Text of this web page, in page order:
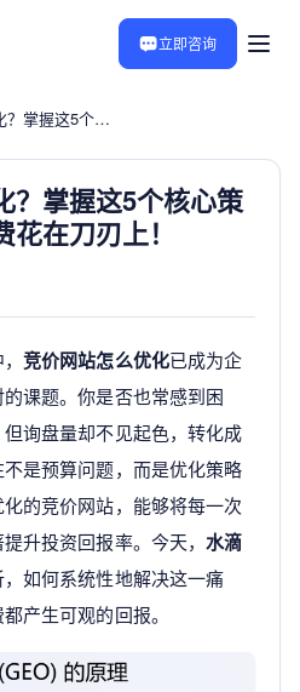
立即咨询
竞价网站怎么优化？掌握这5个核心策略，让你的广告费花在刀刃上！
？掌握这5个核心策
在刀刃上！
竞价网站怎么优化已成为企
课题。你是否也常感到困
询盘量却不见起色，转化成
是预算问题，而是优化策略
的竞价网站，能够将每一次
升投资回报率。今天， 水滴
如何系统性地解决这一痛
产生可观的回报。